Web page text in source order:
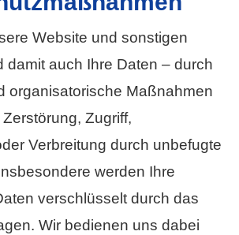
Website und sonstigen
damit auch Ihre Daten – durch
organisatorische Maßnahmen
Zugriff,
Verbreitung durch unbefugte
werden Ihre
verschlüsselt durch das
Wir bedienen uns dabei